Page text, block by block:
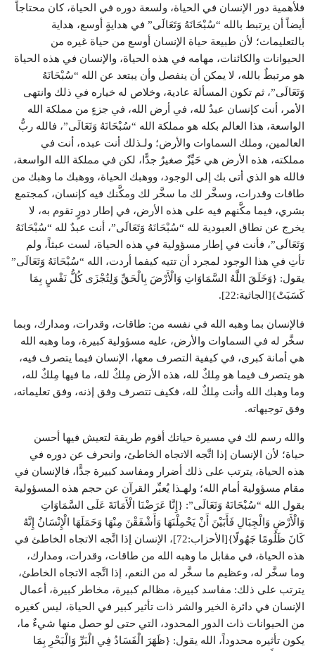
فلأهمية دور الإنسان في الحياة، ولسعة دوره في الحياة، كان محتاجاً
أيضاً أن يرتبط بالله “سُبْحَانَهُ وَتَعَالَى” في هدايةٍ أوسع، هداية
بالتعليمات؛ لأن طبيعة حياة الإنسان أوسع من حياة غيره من
الحيوانات والكائنات، مهامه في هذه الحياة، والإنسان في هذه الحياة
هو مرتبطٌ بالله، لا يمكن أن ينفصل وأن يبتعد عن الله “سُبْحَانَهُ
وَتَعَالَى”، ثم تكون المسألة عادية، وخلاص له خياره في ذلك وانتهى
الأمر، أنت كإنسان عبدٌ لله، في أرض الله، في جزءٍ من مملكة الله
الواسعة، هذا العالم بكله هو مملكة الله “سُبْحَانَهُ وَتَعَالَى”، فالله ربُّ
العالمين، وملك السماوات والأرض؛ ولـذلك أنت عبده، أنت في
مملكته، هذه الأرض هي حَيِّزٌ صغيرٌ جدًّا، لكن في مملكة الله الواسعة،
فالله هو الذي أتى بك إلى الوجود، ووهبك الحياة، ووهبك ما وهبك من
طاقات وقدرات، وسخَّر لك ما سخَّر لك ومكَّنك فيه كإنسان، كمجتمع
بشري، فيما مكَّنهم فيه على هذه الأرض، في إطار دورٍ تقوم به، لا
يخرج عن نطاق العبودية لله “سُبْحَانَهُ وَتَعَالَى”، أنت عبدٌ لله “سُبْحَانَهُ
وَتَعَالَى”، فأنت في إطار مسؤولية في هذه الحياة، لست عبثاً، ولم
تأتِ في هذا الوجود لمجرد أن تتيه كيفما أردت، الله “سُبْحَانَهُ وَتَعَالَى”
يقول: {وَخَلَقَ اللَّهُ السَّمَاوَاتِ وَالْأَرْضَ بِالْحَقِّ وَلِتُجْزَى كُلُّ نَفْسٍ بِمَا
كَسَبَتْ}[الجاثية:22].
فالإنسان بما وهبه الله في نفسه من: طاقات، وقدرات، ومدارك، وبما
سخَّر له في السماوات والأرض، عليه مسؤولية كبيرة، وما وهبه الله
هي أمانة كبرى، في كيفية التصرف معها، الإنسان فيما يتصرف فيه،
هو يتصرف فيما هو مِلكٌ لله، هذه الأرض مِلكٌ لله، ما فيها مِلكٌ لله،
وما وهبك الله وأنت مِلكٌ لله، فكيف تتصرف وفق إذنه، وفق تعليماته،
وفق توجيهاته.
والله رسم لك في مسيرة حياتك أقوم طريقة لتعيش فيها أحسن
حياة؛ لأن الإنسان إذا اتَّجه الاتجاه الخاطئ، وانحرف عن دوره في
هذه الحياة، يترتب على ذلك أضرار ومفاسد كبيرة جدًّا، فالإنسان في
مقام مسؤولية أمام الله؛ ولهـذا يُعبِّر القرآن عن حجم هذه المسؤولية
بقول الله “سُبْحَانَهُ وَتَعَالَى”: {إِنَّا عَرَضْنَا الْأَمَانَةَ عَلَى السَّمَاوَاتِ
وَالْأَرْضِ وَالْجِبَالِ فَأَبَيْنَ أَنْ يَحْمِلْنَهَا وَأَشْفَقْنَ مِنْهَا وَحَمَلَهَا الْإِنْسَانُ إِنَّهُ
كَانَ ظَلُومًا جَهُولًا}[الأحزاب:72]، الإنسان إذا اتَّجه الاتجاه الخاطئ في
هذه الحياة، في مقابل ما وهبه الله من طاقات، وقدرات، ومدارك،
وما سخَّر له، وعظيم ما سخَّر له من النعم، إذا اتَّجه الاتجاه الخاطئ،
يترتب على ذلك: مفاسد كبيرة، مظالم كبيرة، مخاطر كبيرة، أعمال
الإنسان في دائرة الخير والشر ذات تأثير كبير في الحياة، ليس كغيره
من الحيوانات ذات الدور المحدود، التي حتى لو حصل منها شيءٌ ما،
يكون تأثيره محدوداً، الله يقول: {ظَهَرَ الْفَسَادُ فِي الْبَرِّ وَالْبَحْرِ بِمَا